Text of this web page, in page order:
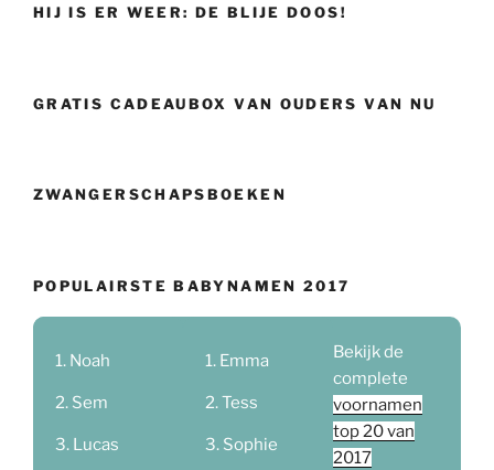
HIJ IS ER WEER: DE BLIJE DOOS!
GRATIS CADEAUBOX VAN OUDERS VAN NU
ZWANGERSCHAPSBOEKEN
POPULAIRSTE BABYNAMEN 2017
Noah
Sem
Lucas
Emma
Tess
Sophie
Bekijk de
complete
voornamen
top 20 van
2017